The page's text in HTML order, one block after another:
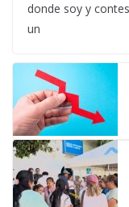
donde soy y
un